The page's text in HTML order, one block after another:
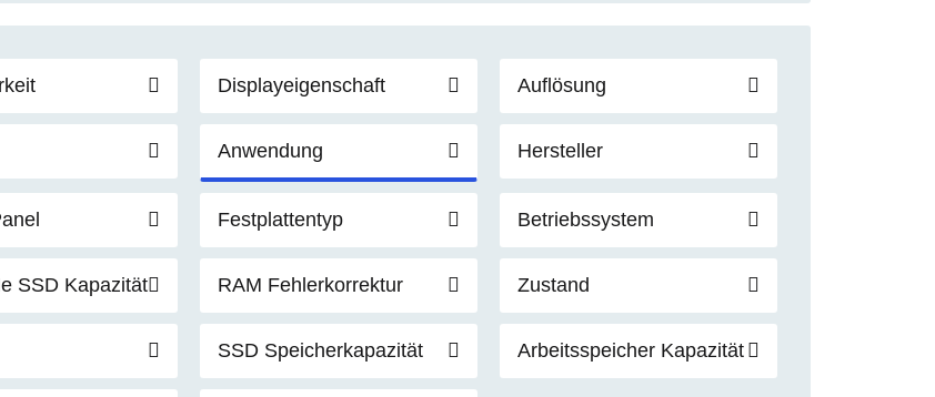
Displayeigenschaft Auflösung
Anwendung Hersteller
Festplattentyp Betriebssystem
SSD Kapazität RAM Fehlerkorrektur Zustand
SSD Speicherkapazität Arbeitsspeicher Kapazität